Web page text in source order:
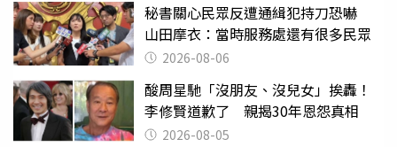
秘書關心民眾反遭通緝犯持刀恐嚇
山田摩衣：當時服務處還有很多民眾
2026-08-06
酸周星馳「沒朋友、沒兒女」挨轟！
李修賢道歉了 親揭30年恩怨真相
2026-08-05